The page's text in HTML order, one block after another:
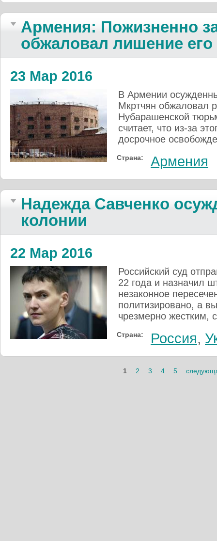
Армения: Пожизненно
обжаловал лишение
23 Мар 2016
В Армении
Мкртчян обжаловал
Нубарашенской
считает, что из-за
досрочное
Страна: Армения
Надежда Савченко
колонии
22 Мар 2016
Российский суд
22 года и назначил
незаконное
политизировано, а
чрезмерно жестким,
Страна: Россия,
1 2 3 4 5